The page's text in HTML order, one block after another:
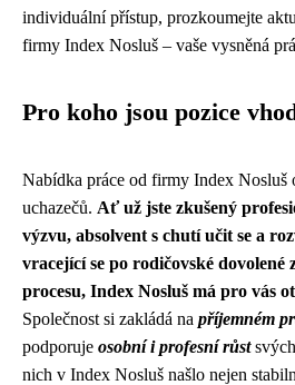
individuální přístup, prozkoumejte
firmy Index Nosluš – vaše vysněná
Pro koho jsou pozice
Nabídka práce od firmy Index Nosluš
uchazečů. Ať už jste zkušený
výzvu, absolvent s chutí učit se a
vracející se po rodičovské dovolené
procesu, Index Nosluš má pro vás
Společnost si zakládá na příjemném
podporuje osobní i profesní růst
nich v Index Nosluš našlo nejen